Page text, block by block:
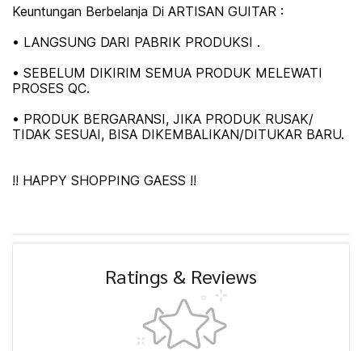
Keuntungan Berbelanja Di ARTISAN GUITAR :
• LANGSUNG DARI PABRIK PRODUKSI .
• SEBELUM DIKIRIM SEMUA PRODUK MELEWATI
PROSES QC.
• PRODUK BERGARANSI, JIKA PRODUK RUSAK/
TIDAK SESUAI, BISA DIKEMBALIKAN/DITUKAR BARU.
!! HAPPY SHOPPING GAESS !!
Ratings & Reviews